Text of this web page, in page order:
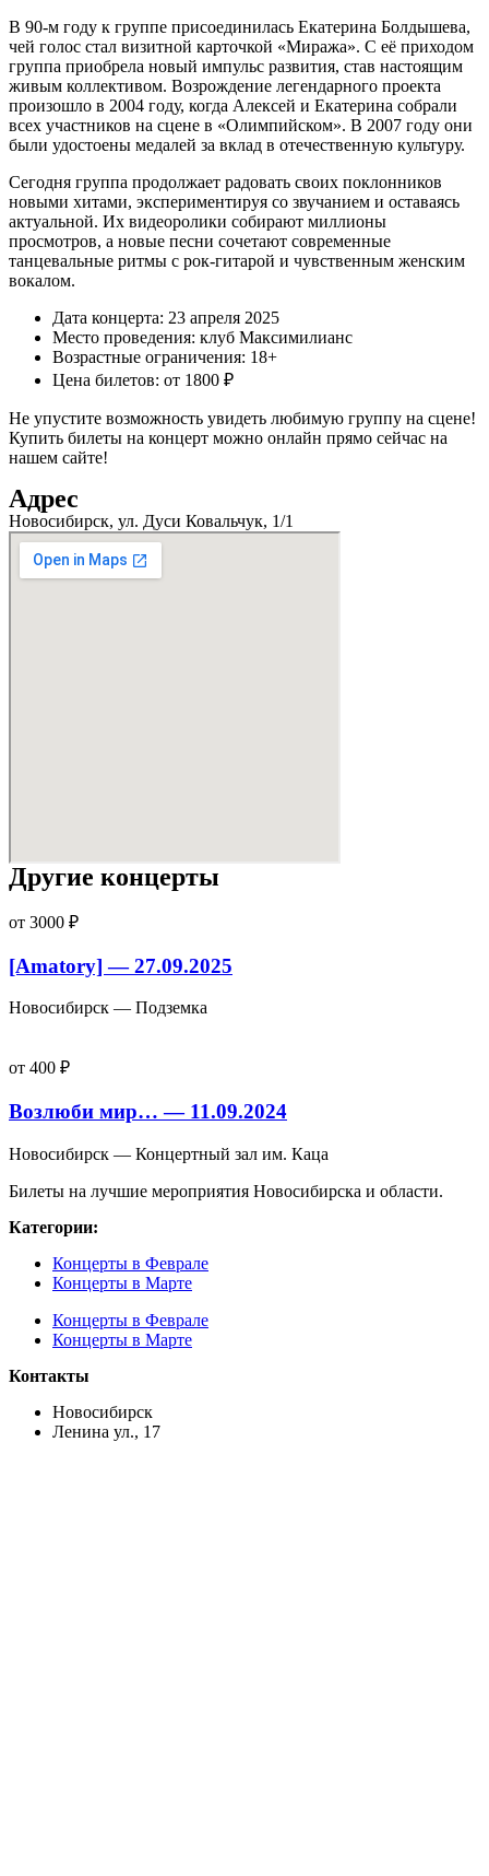
В 90-м году к группе присоединилась Екатерина Болдышева,
чей голос стал визитной карточкой «Миража». С её приходом
группа приобрела новый импульс развития, став настоящим
живым коллективом. Возрождение легендарного проекта
произошло в 2004 году, когда Алексей и Екатерина собрали
всех участников на сцене в «Олимпийском». В 2007 году они
были удостоены медалей за вклад в отечественную культуру.
Сегодня группа продолжает радовать своих поклонников
новыми хитами, экспериментируя со звучанием и оставаясь
актуальной. Их видеоролики собирают миллионы
просмотров, а новые песни сочетают современные
танцевальные ритмы с рок-гитарой и чувственным женским
вокалом.
Дата концерта: 23 апреля 2025
Место проведения: клуб Максимилианс
Возрастные ограничения: 18+
Цена билетов: от 1800 ₽
Не упустите возможность увидеть любимую группу на сцене!
Купить билеты на концерт можно онлайн прямо сейчас на
нашем сайте!
Адрес
Новосибирск, ул. Дуси Ковальчук, 1/1
Другие концерты
от 3000 ₽
[Amatory] — 27.09.2025
Новосибирск — Подземка
от 400 ₽
Возлюби мир… — 11.09.2024
Новосибирск — Концертный зал им. Каца
Билеты на лучшие мероприятия Новосибирска и области.
Категории:
Концерты в Феврале
Концерты в Марте
Концерты в Феврале
Концерты в Марте
Контакты
Новосибирск
Ленина ул., 17